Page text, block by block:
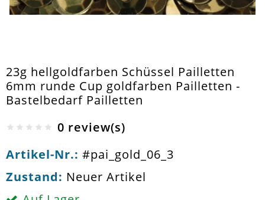
23g hellgoldfarben Schüssel Pailletten
6mm runde Cup goldfarben Pailletten -
Bastelbedarf Pailletten
0 review(s)
Artikel-Nr.: #pai_gold_06_3
Zustand: Neuer Artikel